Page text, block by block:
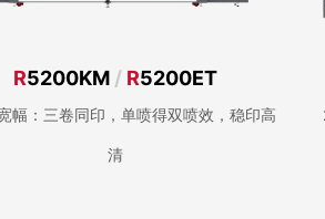
R5200KM/ R5200ET
幅：三卷同印，单喷得双喷效，稳印高
清